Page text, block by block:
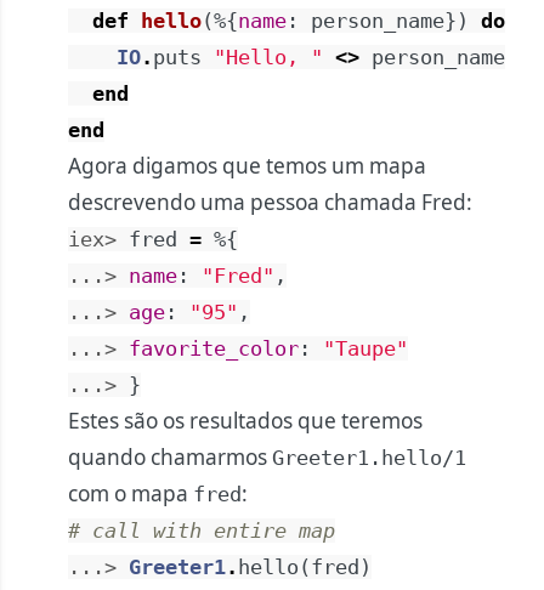
def
hello(%{name : person_name} )
do
IO. puts "Hello, " <> person_name
end
end
Agora digamos que temos um mapa
descrevendo uma pessoa chamada Fred:
iex> fred = %{
...> name : "Fred" ,
...> age : "95" ,
...> favorite_color :
"Taupe"
...> }
Estes são os resultados que teremos
quando chamarmos Greeter1.hello/1
com o mapa fred :
# call with entire map
...> Greeter1. hello ( fred )